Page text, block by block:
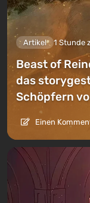
Artikel 1 Stunde
Beast of
das
Schöpfern
Einen